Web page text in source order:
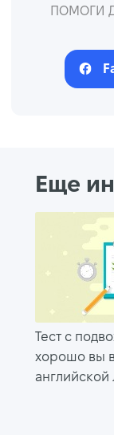
ПОМОГИ
Еще
Тест с
хорошо вы
английской